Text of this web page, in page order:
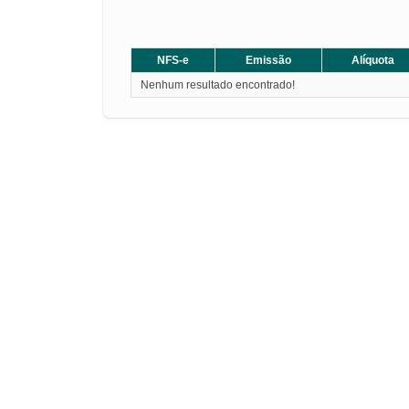
NFS-e Emissão Alíquota
Nenhum resultado encontrado!